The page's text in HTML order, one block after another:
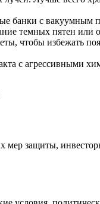
банки с вакуумным
темных пятен или
чтобы избежать
с агрессивными
мер защиты,